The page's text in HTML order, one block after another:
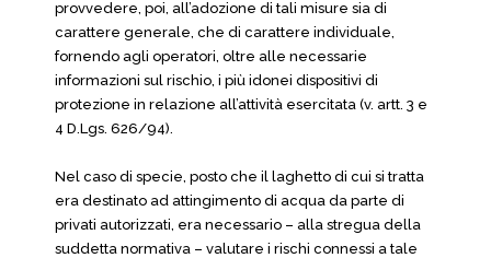
provvedere, poi, all’adozione di tali misure sia di
carattere generale, che di carattere individuale,
fornendo agli operatori, oltre alle necessarie
informazioni sul rischio, i più idonei dispositivi di
protezione in relazione all’attività esercitata (v. artt. 3 e
4 D.Lgs. 626/94).
Nel caso di specie, posto che il laghetto di cui si tratta
era destinato ad attingimento di acqua da parte di
privati autorizzati, era necessario – alla stregua della
suddetta normativa – valutare i rischi connessi a tale